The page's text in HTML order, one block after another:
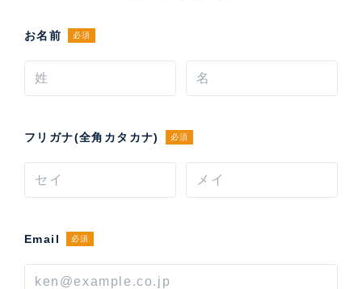
お名前 必須
フリガナ(全角カタカナ) 必須
Email 必須